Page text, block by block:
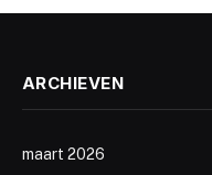
ARCHIEVEN
maart 2026